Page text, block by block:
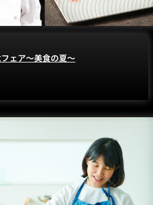
ェア～美食の夏～